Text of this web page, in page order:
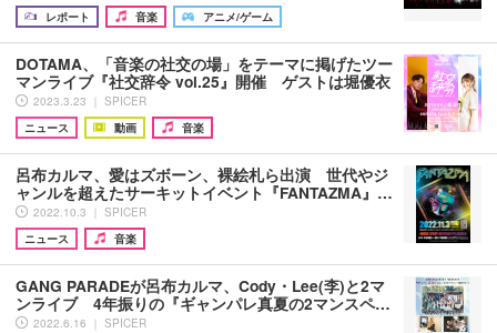
レポート
音楽 アニメ/ゲーム
DOTAMA、「音楽の社交の場」をテーマに掲げたツー
マンライブ『社交辞令 vol.25』開催 ゲストは堀優衣
2023.3.23 ｜ SPICER
ニュース
動画 音楽
呂布カルマ、愛はズボーン、裸絵札ら出演 世代やジ
ャンルを超えたサーキットイベント『FANTAZMA』…
2022.10.3 ｜ SPICER
ニュース
音楽
GANG PARADEが呂布カルマ、Cody・Lee(李)と2マ
ンライブ 4年振りの『ギャンパレ真夏の2マンスペ…
2022.6.16 ｜ SPICER